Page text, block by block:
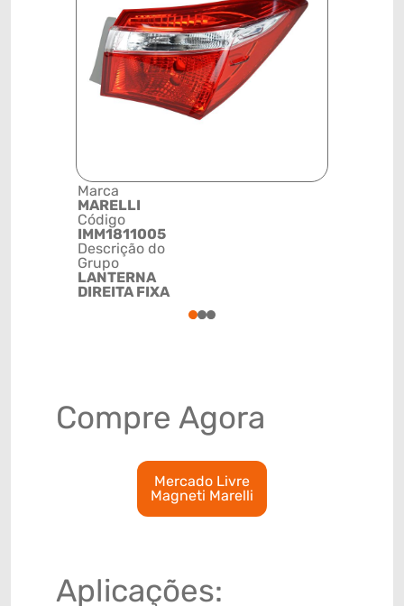
Marca
MARELLI
Código
IMM1811005
Descrição do
Grupo
LANTERNA
DIREITA FIXA
123
Compre Agora
Mercado Livre
Magneti Marelli
Aplicações: